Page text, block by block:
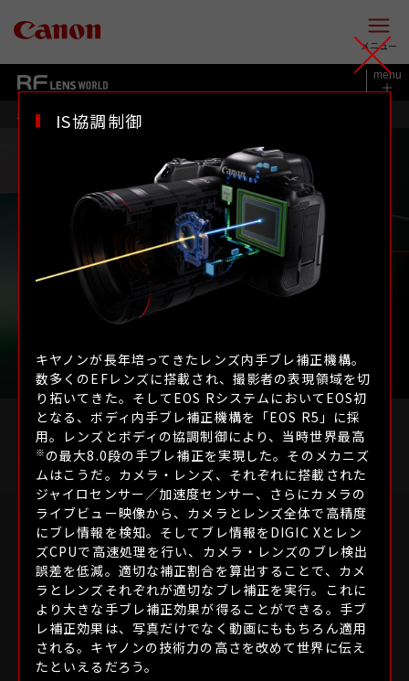
IS協調制御
キヤノンが長年培ってきたレンズ内手ブレ補正機構。
数多くのEFレンズに搭載され、撮影者の表現領域を切
り拓いてきた。そしてEOS RシステムにおいてEOS初
となる、ボディ内手ブレ補正機構を「EOS R5」に採
用。レンズとボディの協調制御により、当時世界最高
※ の最大8.0段の手ブレ補正を実現した。そのメカニズ
ムはこうだ。カメラ・レンズ、それぞれに搭載された
ジャイロセンサー／加速度センサー、さらにカメラの
ライブビュー映像から、カメラとレンズ全体で高精度
にブレ情報を検知。そしてブレ情報をDIGIC Xとレン
ズCPUで高速処理を行い、カメラ・レンズのブレ検出
誤差を低減。適切な補正割合を算出することで、カメ
ラとレンズそれぞれが適切なブレ補正を実行。これに
より大きな手ブレ補正効果が得ることができる。手ブ
レ補正効果は、写真だけでなく動画にももちろん適用
される。キヤノンの技術力の高さを改めて世界に伝え
たといえるだろう。
メニュー
menu
RF LENS WORLD Lレンズの世界
Lレンズの世界
テクノロジー
光学技術、駆動系の技術、耐久性・堅牢性の技術、
そのすべてにおいて常に革新を追求するLレンズ。
従来の技術に止まらず、常に新しい可能性に挑み、
時代を切り拓く技術を世に送り出してきました。
これまでLレンズに採用してきた、キヤノン独自の
さまざまな技術をご紹介します。
光学技術